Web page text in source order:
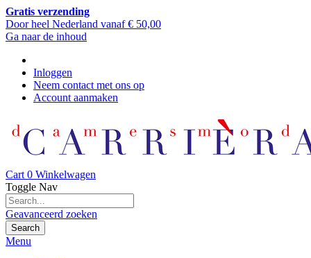
Gratis verzending
Door heel Nederland vanaf € 50,00
Ga naar de inhoud
Inloggen
Neem contact met ons op
Account aanmaken
Cart 0 Winkelwagen
Toggle Nav
Geavanceerd zoeken
Search
Menu